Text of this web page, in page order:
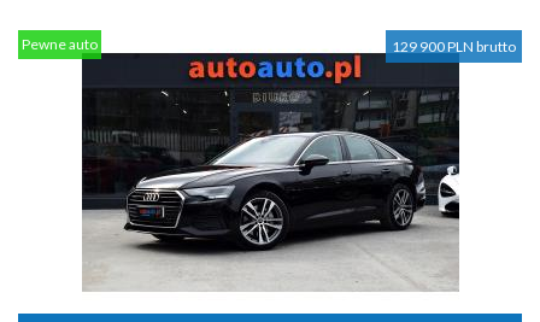
129 900 PLN brutto
Pewne auto